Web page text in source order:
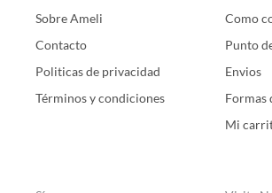
Sobre Ameli
Contacto
Politicas de privacidad
Términos y condiciones
Como
Punto
Envios
Formas
Mi